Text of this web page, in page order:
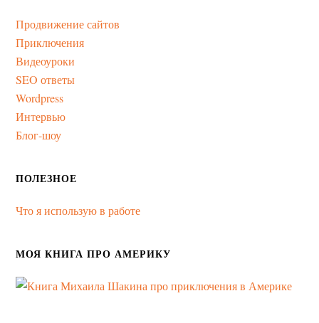
Продвижение сайтов
Приключения
Видеоуроки
SEO ответы
Wordpress
Интервью
Блог-шоу
ПОЛЕЗНОЕ
Что я использую в работе
МОЯ КНИГА ПРО АМЕРИКУ